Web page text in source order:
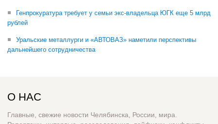
Генпрокуратура требует у семьи экс-владельца ЮГК еще 5 млрд
рублей
Уральские металлурги и «АВТОВАЗ» наметили перспективы
дальнейшего сотрудничества
О НАС
Главные, свежие новости Челябинска, России, мира.